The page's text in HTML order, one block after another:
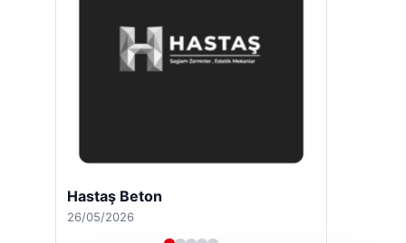
Hastaş Beton
26/05/2026